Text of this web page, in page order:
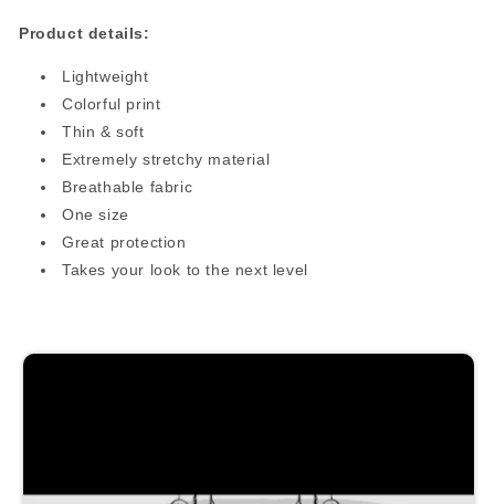
Product details:
Lightweight
Colorful print
Thin & soft
Extremely stretchy material
Breathable fabric
One size
Great protection
Takes your look to the next level